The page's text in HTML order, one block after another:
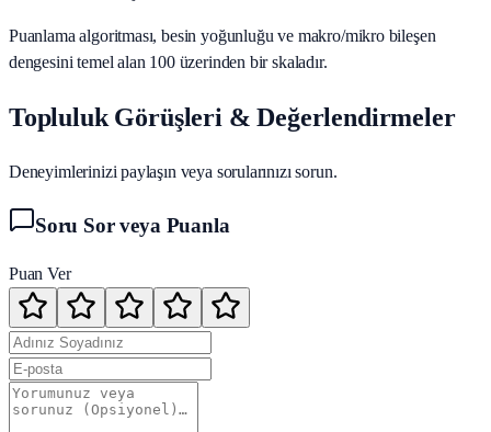
Puanlama algoritması, besin yoğunluğu ve makro/mikro bileşen
dengesini temel alan 100 üzerinden bir skaladır.
Topluluk Görüşleri & Değerlendirmeler
Deneyimlerinizi paylaşın veya sorularınızı sorun.
Soru Sor veya Puanla
Puan Ver